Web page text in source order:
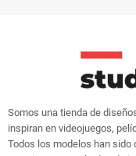
Somos una tienda de
inspiran en videojuegos,
Todos los modelos han sido